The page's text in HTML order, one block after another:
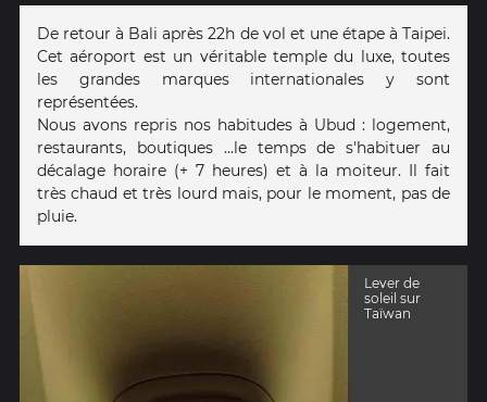
De retour à Bali après 22h de vol et une étape à Taipei.
Cet aéroport est un véritable temple du luxe, toutes
les grandes marques internationales y sont
représentées.
Nous avons repris nos habitudes à Ubud : logement,
restaurants, boutiques ...le temps de s'habituer au
décalage horaire (+ 7 heures) et à la moiteur. Il fait
très chaud et très lourd mais, pour le moment, pas de
pluie.
Lever de
soleil sur
Taïwan